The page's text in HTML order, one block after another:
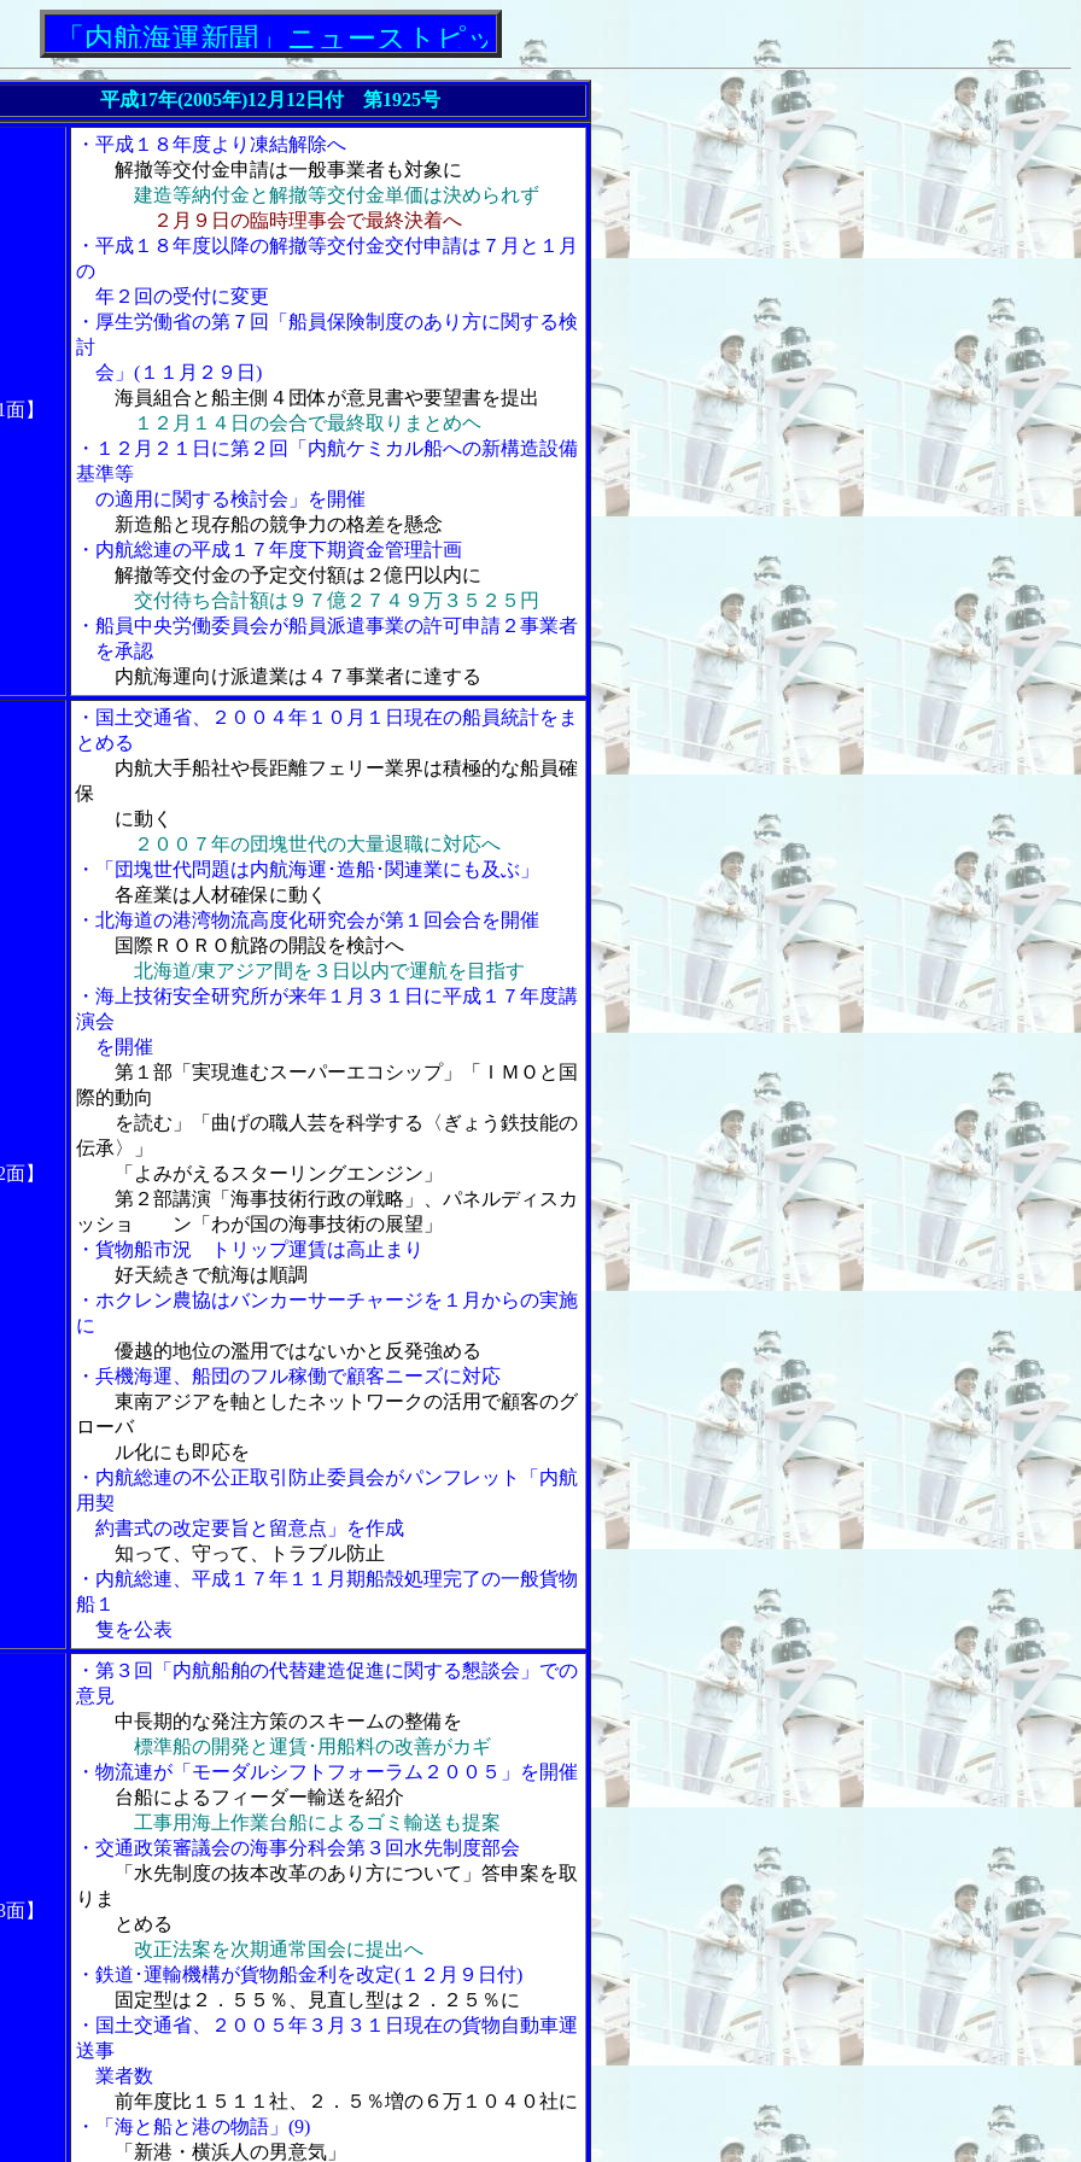
航海運新聞」ニューストピックス
平成17年(2005年)12月12日付 第1925号
】
・平成１８年度より凍結解除へ
解撤等交付金申請は一般事業者も対象に
建造等納付金と解撤等交付金単価は決められず
２月９日の臨時理事会で最終決着へ
・平成１８年度以降の解撤等交付金交付申請は７月と１月
の
年２回の受付に変更
・厚生労働省の第７回「船員保険制度のあり方に関する検
討
会」(１１月２９日)
海員組合と船主側４団体が意見書や要望書を提出
１２月１４日の会合で最終取りまとめヘ
・１２月２１日に第２回「内航ケミカル船への新構造設備
基準等
の適用に関する検討会」を開催
新造船と現存船の競争力の格差を懸念
・内航総連の平成１７年度下期資金管理計画
解撤等交付金の予定交付額は２億円以内に
交付待ち合計額は９７億２７４９万３５２５円
・船員中央労働委員会が船員派遣事業の許可申請２事業者
を承認
内航海運向け派遣業は４７事業者に達する
】
・国土交通省、２００４年１０月１日現在の船員統計をま
とめる
内航大手船社や長距離フェリー業界は積極的な船員確
保
に動く
２００７年の団塊世代の大量退職に対応へ
・「団塊世代問題は内航海運･造船･関連業にも及ぶ」
各産業は人材確保に動く
・北海道の港湾物流高度化研究会が第１回会合を開催
国際ＲＯＲＯ航路の開設を検討へ
北海道/東アジア間を３日以内で運航を目指す
・海上技術安全研究所が来年１月３１日に平成１７年度講
演会
を開催
第１部「実現進むスーパーエコシップ」「ＩＭＯと国
際的動向
を読む」「曲げの職人芸を科学する〈ぎょう鉄技能の
伝承〉」
「よみがえるスターリングエンジン」
第２部講演「海事技術行政の戦略」、パネルディスカ
ッショ ン「わが国の海事技術の展望」
・貨物船市況 トリップ運賃は高止まり
好天続きで航海は順調
・ホクレン農協はバンカーサーチャージを１月からの実施
に
優越的地位の濫用ではないかと反発強める
・兵機海運、船団のフル稼働で顧客ニーズに対応
東南アジアを軸としたネットワークの活用で顧客のグ
ローバ
ル化にも即応を
・内航総連の不公正取引防止委員会がパンフレット「内航
用契
約書式の改定要旨と留意点」を作成
知って、守って、トラブル防止
・内航総連、平成１７年１１月期船殻処理完了の一般貨物
船１
隻を公表
】
・第３回「内航船舶の代替建造促進に関する懇談会」での
意見
中長期的な発注方策のスキームの整備を
標準船の開発と運賃･用船料の改善がカギ
・物流連が「モーダルシフトフォーラム２００５」を開催
台船によるフィーダー輸送を紹介
工事用海上作業台船によるゴミ輸送も提案
・交通政策審議会の海事分科会第３回水先制度部会
「水先制度の抜本改革のあり方について」答申案を取
りま
とめる
改正法案を次期通常国会に提出へ
・鉄道･運輸機構が貨物船金利を改定(１２月９日付)
固定型は２．５５％、見直し型は２．２５％に
・国土交通省、２００５年３月３１日現在の貨物自動車運
送事
業者数
前年度比１５１１社、２．５％増の６万１０４０社に
・「海と船と港の物語」(9)
「新港・横浜人の男意気」